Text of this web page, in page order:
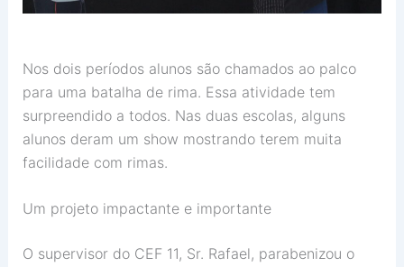
Nos dois períodos alunos são chamados ao palco
para uma batalha de rima. Essa atividade tem
surpreendido a todos. Nas duas escolas, alguns
alunos deram um show mostrando terem muita
facilidade com rimas.
Um projeto impactante e importante
O supervisor do CEF 11, Sr. Rafael, parabenizou o